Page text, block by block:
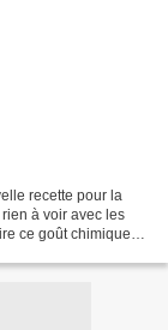
recette pour la
à voir avec les
ce goût chimique